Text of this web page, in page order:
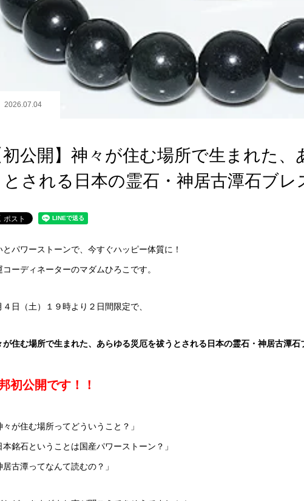
2026.07.04
初公開】神々が住む場所で生まれた
とされる日本の霊石・神居古潭石ブレ
とパワーストーンで、今すぐハッピー体質に！
コーディネーターのマダムひろこです。
４日（土）１９時より２日間限定で、
が住む場所で生まれた、あらゆる災厄を祓うとされる日本の霊石・神居古潭石
初公開です！！
々が住む場所ってどういうこと？」
本銘石ということは国産パワーストーン？」
居古潭ってなんて読むの？」